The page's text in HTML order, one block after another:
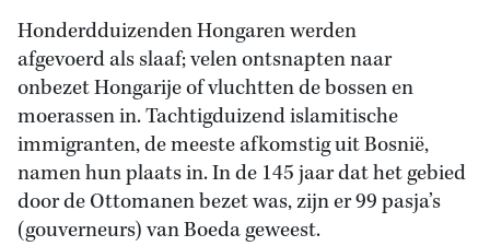
Honderdduizenden Hongaren werden
afgevoerd als slaaf; velen ontsnapten naar
onbezet Hongarije of vluchtten de bossen en
moerassen in. Tachtigduizend islamitische
immigranten, de meeste afkomstig uit Bosnië,
namen hun plaats in. In de 145 jaar dat het gebied
door de Ottomanen bezet was, zijn er 99 pasja’s
(gouverneurs) van Boeda geweest.